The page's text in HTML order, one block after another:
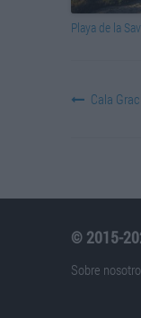
Playa de la
Cala
© 2015-
Sobre